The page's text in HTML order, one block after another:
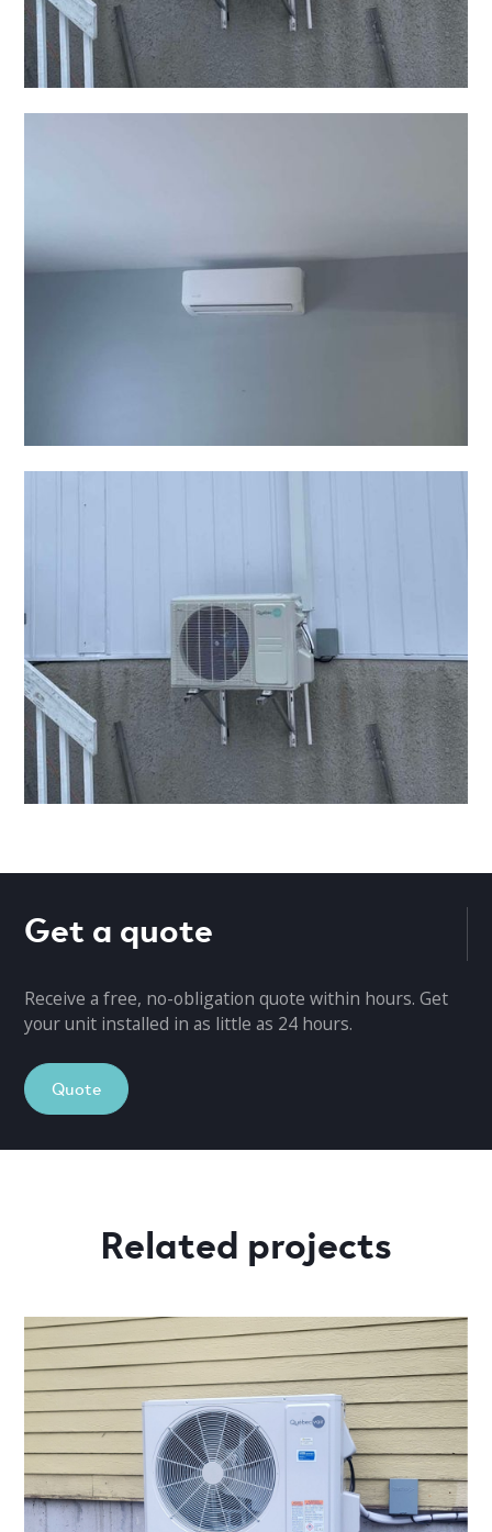
Get a quote
Receive a free, no-obligation quote within hours. Get
your unit installed in as little as 24 hours.
Quote
Related projects